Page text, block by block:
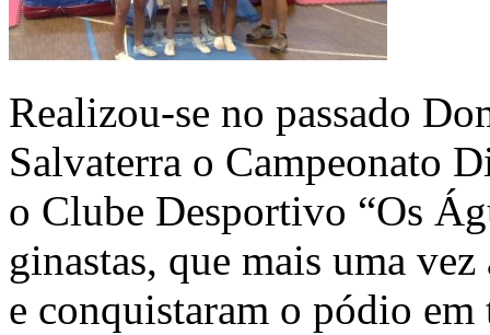
Realizou-se no passado
Salvaterra o Campeonato
o Clube Desportivo “Os
ginastas, que mais uma
e conquistaram o pódio em